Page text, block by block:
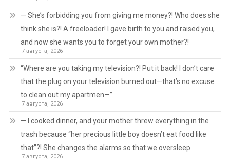
— She’s forbidding you from giving me money?! Who does she
think she is?! A freeloader! I gave birth to you and raised you,
and now she wants you to forget your own mother?!
7 августа, 2026
“Where are you taking my television?! Put it back! I don’t care
that the plug on your television burned out—that’s no excuse
to clean out my apartmen—”
7 августа, 2026
— I cooked dinner, and your mother threw everything in the
trash because “her precious little boy doesn’t eat food like
that”?! She changes the alarms so that we oversleep.
7 августа, 2026